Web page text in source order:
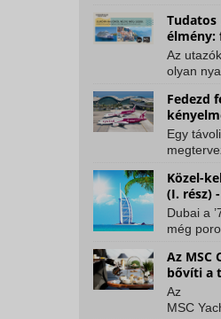
és a
Tudatos
élmény:
Európát
Az
olyan
valódi...
Fedezd
Airways
Egy
is,
Közel-
(I. rész)
Dubai a
még
Az MSC
bővíti a
világát
Az
MSC